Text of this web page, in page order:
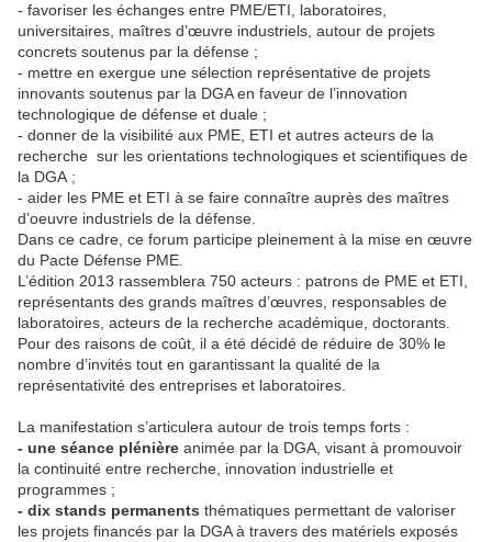
- favoriser les échanges entre PME/ETI, laboratoires,
universitaires, maîtres d’œuvre industriels, autour de projets
concrets soutenus par la défense ;
- mettre en exergue une sélection représentative de projets
innovants soutenus par la DGA en faveur de l’innovation
technologique de défense et duale ;
- donner de la visibilité aux PME, ETI et autres acteurs de la
recherche sur les orientations technologiques et scientifiques de
la DGA ;
- aider les PME et ETI à se faire connaître auprès des maîtres
d’oeuvre industriels de la défense.
Dans ce cadre, ce forum participe pleinement à la mise en œuvre
du Pacte Défense PME.
L’édition 2013 rassemblera 750 acteurs : patrons de PME et ETI,
représentants des grands maîtres d’œuvres, responsables de
laboratoires, acteurs de la recherche académique, doctorants.
Pour des raisons de coût, il a été décidé de réduire de 30% le
nombre d’invités tout en garantissant la qualité de la
représentativité des entreprises et laboratoires.
La manifestation s’articulera autour de trois temps forts :
- une séance plénière animée par la DGA, visant à promouvoir
la continuité entre recherche, innovation industrielle et
programmes ;
- dix stands permanents thématiques permettant de valoriser
les projets financés par la DGA à travers des matériels exposés